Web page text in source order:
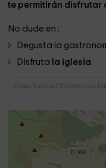
te permitirán disfrutar
No dude en :
Degusta la
Disfruta la iglesia.
Casas Rurales Chambon sur